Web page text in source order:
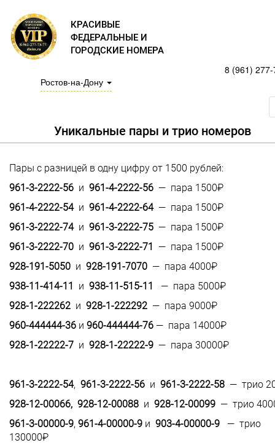
КРАСИВЫЕ
ФЕДЕРАЛЬНЫЕ И
ГОРОДСКИЕ НОМЕРА
Ростов-на-Дону
8 (961)
Уникальные пары и трио номеров
Пары с разницей в одну цифру от 1500 рублей:
961-3-2222-56 и 961-4-2222-56 — пара 1500₽
961-4-2222-54и 961-4-2222-64— пара 1500₽
961-3-2222-74и 961-3-2222-75 — пара 1500₽
961-3-2222-70 и 961-3-2222-71
— пара 1500₽
928-191-5050 и 928-191-7070 — пара 4000₽
938-11-414-11
и 938-11-515-11
— пара 5000₽
928-1-222262 и 928-1-222292 — пара 9000₽
960-444444-36 и 960-444444-76 — пара 14000₽
928-1-22222-7 и 928-1-22222-9 — пара 30000₽
961-3-2222-54, 961-3-2222-56 и 961-3-2222-58 — трио
928-12-00066, 928-12-00088 и 928-12-00099 — трио
961-3-00000-9, 961-4-00000-9 и 903-4-00000-9 — трио
130000₽